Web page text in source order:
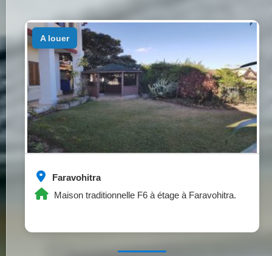
Faravohitra
Maison traditionnelle F6 à étage à Faravohitra.
a louer